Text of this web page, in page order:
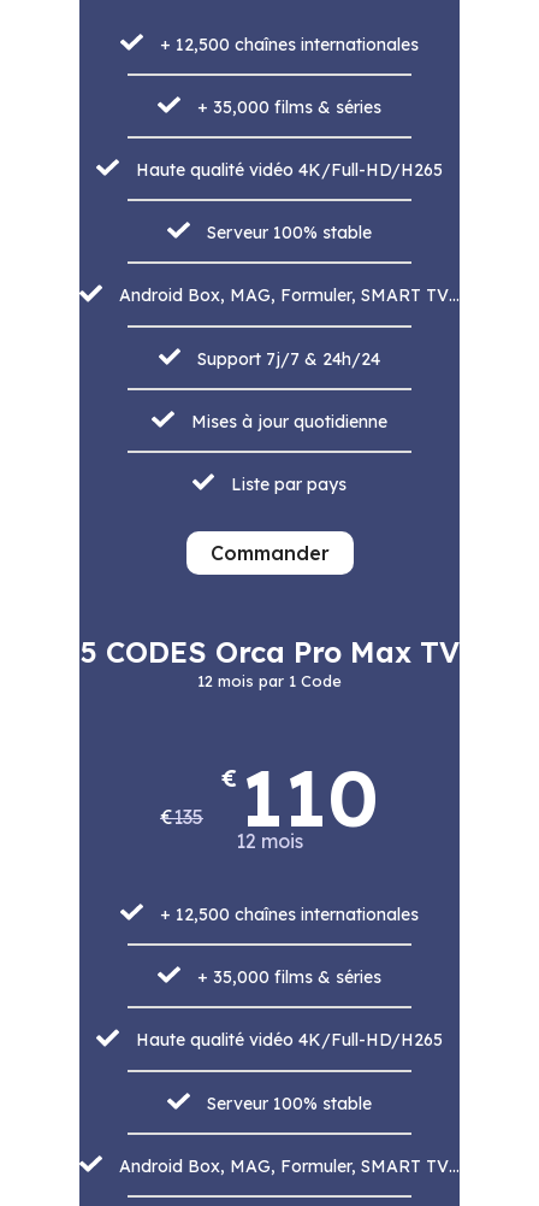
+ 12,500 chaînes internationales
+ 35,000 films & séries
Haute qualité vidéo 4K/Full-HD/H265
Serveur 100% stable
Android Box, MAG, Formuler, SMART TV…
Support 7j/7 & 24h/24
Mises à jour quotidienne
Liste par pays
Commander
5 CODES Orca Pro Max TV
12 mois par 1 Code
€135
€ 110
12 mois
+ 12,500 chaînes internationales
+ 35,000 films & séries
Haute qualité vidéo 4K/Full-HD/H265
Serveur 100% stable
Android Box, MAG, Formuler, SMART TV…